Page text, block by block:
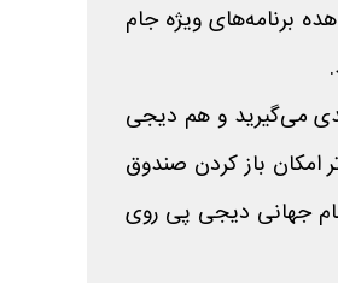
برنامه‌های ویژه جام
می‌گیرید و هم دیجی
امکان باز کردن صندوق
جهانی دیجی پی روی